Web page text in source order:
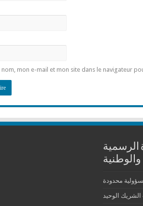
nom, mon e-mail et mon site dans le navigateur
الرسمية
والوطنية
محدودة
الوحيد